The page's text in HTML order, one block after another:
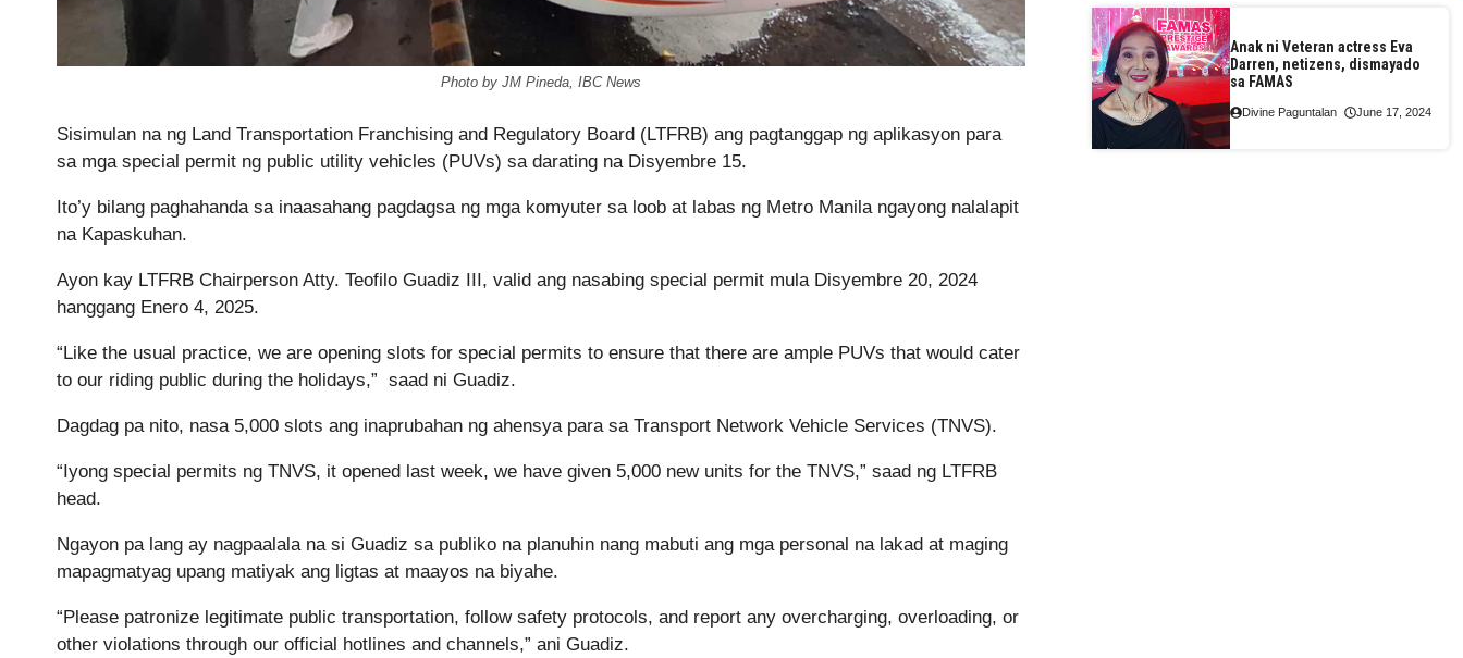
Photo by JM Pineda, IBC News
Sisimulan na ng Land Transportation Franchising and Regulatory Board (LTFRB) ang pagtanggap ng aplikasyon para
sa mga special permit ng public utility vehicles (PUVs) sa darating na Disyembre 15.
Ito’y bilang paghahanda sa inaasahang pagdagsa ng mga komyuter sa loob at labas ng Metro Manila ngayong nalalapit
na Kapaskuhan.
Ayon kay LTFRB Chairperson Atty. Teofilo Guadiz III, valid ang nasabing special permit mula Disyembre 20, 2024
hanggang Enero 4, 2025.
“Like the usual practice, we are opening slots for special permits to ensure that there are ample PUVs that would cater
to our riding public during the holidays,” saad ni Guadiz.
Dagdag pa nito, nasa 5,000 slots ang inaprubahan ng ahensya para sa Transport Network Vehicle Services (TNVS).
“Iyong special permits ng TNVS, it opened last week, we have given 5,000 new units for the TNVS,” saad ng LTFRB
head.
Ngayon pa lang ay nagpaalala na si Guadiz sa publiko na planuhin nang mabuti ang mga personal na lakad at maging
mapagmatyag upang matiyak ang ligtas at maayos na biyahe.
“Please patronize legitimate public transportation, follow safety protocols, and report any overcharging, overloading, or
other violations through our official hotlines and channels,” ani Guadiz.
Anak ni Veteran actress Eva
Darren, netizens, dismayado
sa FAMAS
Divine Paguntalan June 17, 2024